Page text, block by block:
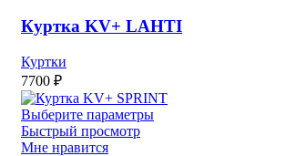
Куртка KV+ LAHTI
Куртки
7700 ₽
Выберите параметры
Быстрый просмотр
Мне нравится